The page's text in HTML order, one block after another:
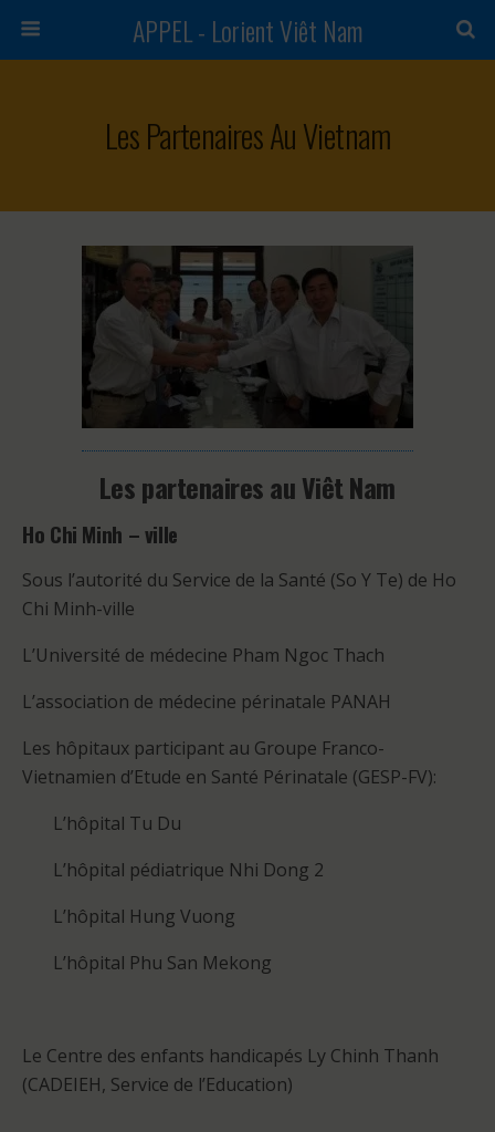
APPEL - Lorient Viêt Nam
Les Partenaires Au Vietnam
Les partenaires au Viêt Nam
Ho Chi Minh – ville
Sous l’autorité du Service de la Santé (So Y Te) de Ho
Chi Minh-ville
L’Université de médecine Pham Ngoc Thach
L’association de médecine périnatale PANAH
Les hôpitaux participant au Groupe Franco-
Vietnamien d’Etude en Santé Périnatale (GESP-FV):
L’hôpital Tu Du
L’hôpital pédiatrique Nhi Dong 2
L’hôpital Hung Vuong
L’hôpital Phu San Mekong
Le Centre des enfants handicapés Ly Chinh Thanh
(CADEIEH, Service de l’Education)